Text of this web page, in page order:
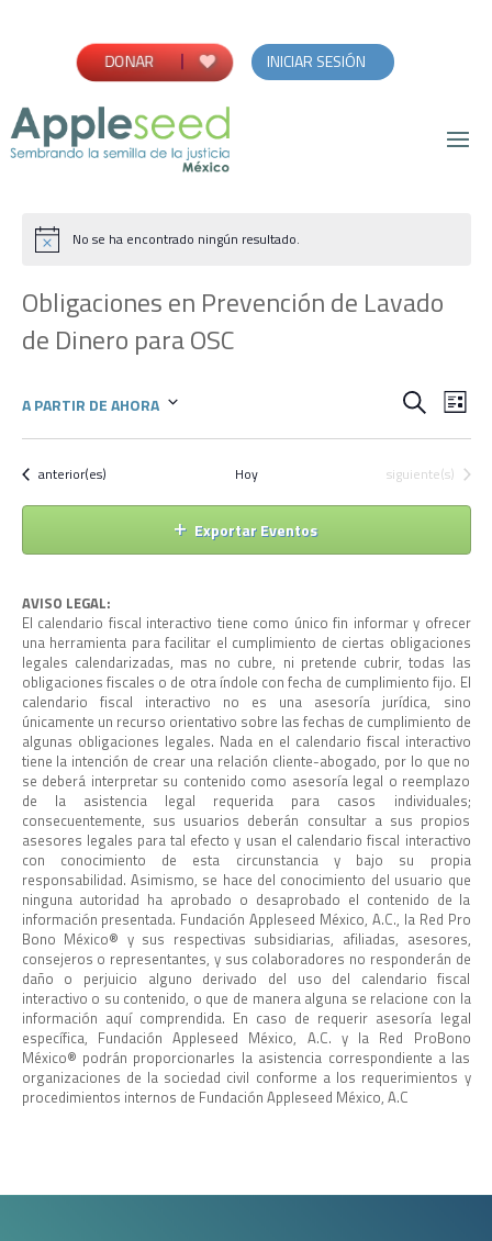
DONAR INICIAR SESIÓN
No se ha encontrado ningún resultado.
Obligaciones en Prevención de Lavado
de Dinero para OSC
y
de
Buscar
de
de
Lista
A PARTIR DE AHORA
Seleccionar
fecha.
Eventos
anterior(es) Hoy Eventos
siguiente(s)
Exportar Eventos
AVISO LEGAL:
El calendario fiscal interactivo tiene como único fin informar y ofrecer
una herramienta para facilitar el cumplimiento de ciertas obligaciones
legales calendarizadas, mas no cubre, ni pretende cubrir, todas las
obligaciones fiscales o de otra índole con fecha de cumplimiento fijo. El
calendario fiscal interactivo no es una asesoría jurídica, sino
únicamente un recurso orientativo sobre las fechas de cumplimiento de
algunas obligaciones legales. Nada en el calendario fiscal interactivo
tiene la intención de crear una relación cliente-abogado, por lo que no
se deberá interpretar su contenido como asesoría legal o reemplazo
de la asistencia legal requerida para casos individuales;
consecuentemente, sus usuarios deberán consultar a sus propios
asesores legales para tal efecto y usan el calendario fiscal interactivo
con conocimiento de esta circunstancia y bajo su propia
responsabilidad. Asimismo, se hace del conocimiento del usuario que
ninguna autoridad ha aprobado o desaprobado el contenido de la
información presentada. Fundación Appleseed México, A.C., la Red Pro
Bono México®️ y sus respectivas subsidiarias, afiliadas, asesores,
consejeros o representantes, y sus colaboradores no responderán de
daño o perjuicio alguno derivado del uso del calendario fiscal
interactivo o su contenido, o que de manera alguna se relacione con la
información aquí comprendida. En caso de requerir asesoría legal
específica, Fundación Appleseed México, A.C. y la Red ProBono
México®️ podrán proporcionarles la asistencia correspondiente a las
organizaciones de la sociedad civil conforme a los requerimientos y
procedimientos internos de Fundación Appleseed México, A.C